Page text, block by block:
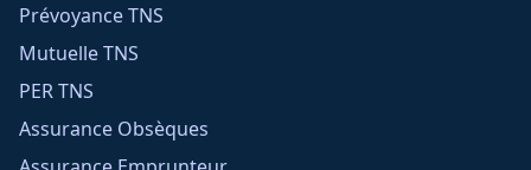
Prévoyance TNS
Mutuelle TNS
PER TNS
Assurance Obsèques